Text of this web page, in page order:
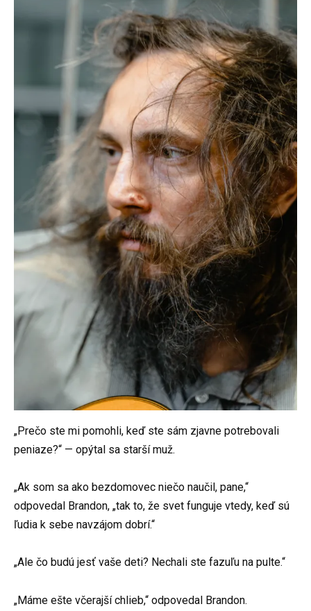
„Prečo ste mi pomohli, keď ste sám zjavne potrebovali
peniaze?“ — opýtal sa starší muž.
„Ak som sa ako bezdomovec niečo naučil, pane,“
odpovedal Brandon, „tak to, že svet funguje vtedy, keď sú
ľudia k sebe navzájom dobrí.“
„Ale čo budú jesť vaše deti? Nechali ste fazuľu na pulte.“
„Máme ešte včerajší chlieb,“ odpovedal Brandon.